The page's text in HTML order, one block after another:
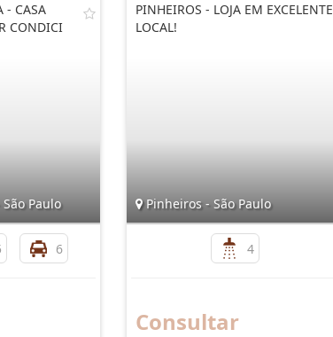
- CASA
CONDICI
Paulo
6
PINHEIROS - LOJA EM EXCELENTE
LOCAL!
Pinheiros - São Paulo
4
Consultar